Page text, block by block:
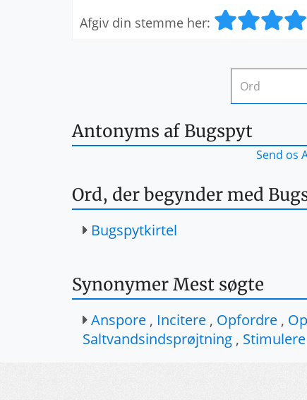
Afgiv din stemme her:
Antonyms af Bugspyt
Send os
Ord, der begynder med
Bugspytkirtel
Synonymer Mest søgte
Anspore , Incitere , Opfordre ,
Saltvandsindsprøjtning , Stimulere